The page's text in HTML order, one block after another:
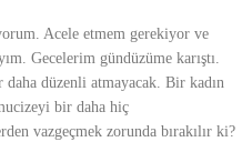
Acele etmem gerekiyor ve
Gecelerim gündüzüme karıştı.
düzenli atmayacak. Bir kadın
bir daha hiç
vazgeçmek zorunda bırakılır ki?